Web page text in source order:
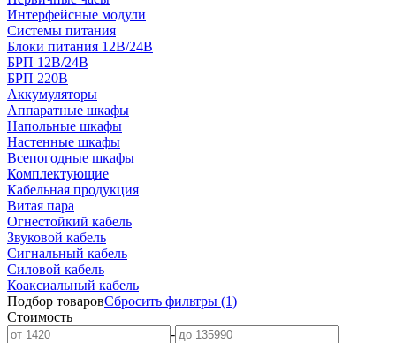
Интерфейсные модули
Системы питания
Блоки питания 12В/24В
БРП 12В/24В
БРП 220В
Аккумуляторы
Аппаратные шкафы
Напольные шкафы
Настенные шкафы
Всепогодные шкафы
Комплектующие
Кабельная продукция
Витая пара
Огнестойкий кабель
Звуковой кабель
Сигнальный кабель
Силовой кабель
Коаксиальный кабель
Подбор товаровСбросить фильтры (1)
Стоимость
-